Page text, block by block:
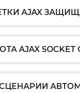
AJAX
AJAX SOCKET